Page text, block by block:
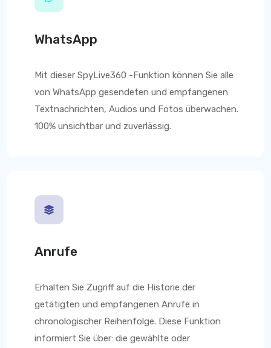
WhatsApp
Mit dieser SpyLive360 -Funktion können Sie alle
von WhatsApp gesendeten und empfangenen
Textnachrichten, Audios und Fotos überwachen.
100% unsichtbar und zuverlässig.
Anrufe
Erhalten Sie Zugriff auf die Historie der
getätigten und empfangenen Anrufe in
chronologischer Reihenfolge. Diese Funktion
informiert Sie über: die gewählte oder